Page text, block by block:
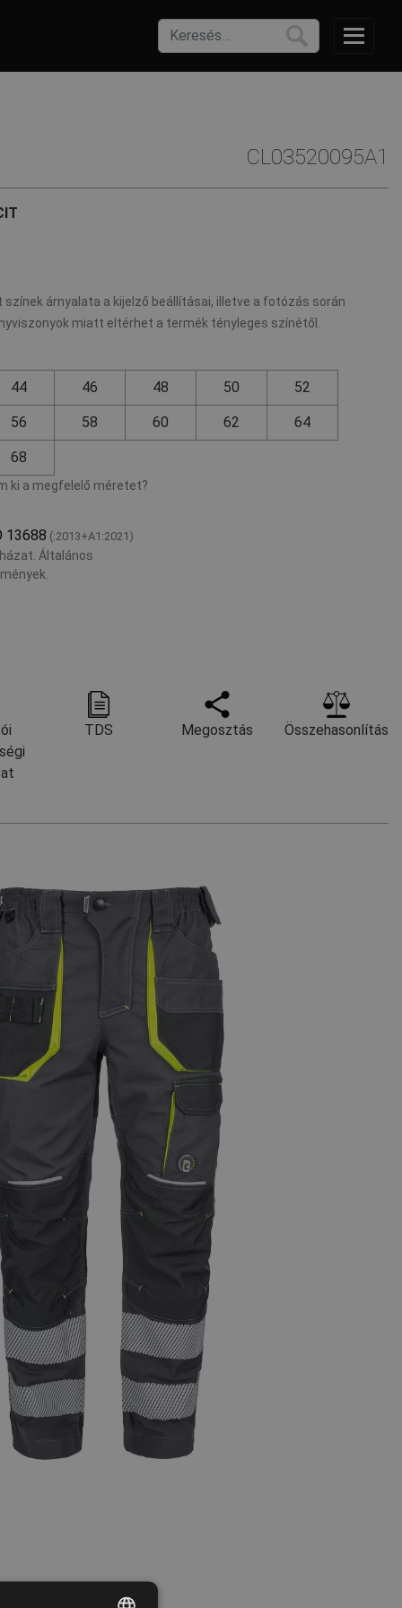
CL03520095A1
árnyalata a kijelző beállításai, illetve a fotózás során
miatt eltérhet a termék tényleges színétől.
44 46 48 50 52
56 58 60 62 64
68
ki a megfelelő méretet?
13688 (:2013+A1:2021)
Általános
TDS Megosztás Összehasonlítás